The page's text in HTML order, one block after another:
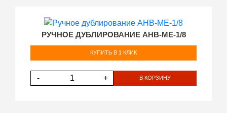
РУЧНОЕ ДУБЛИРОВАНИЕ AHB-ME-1/8
КУПИТЬ В 1 КЛИК
- + В КОРЗИНУ